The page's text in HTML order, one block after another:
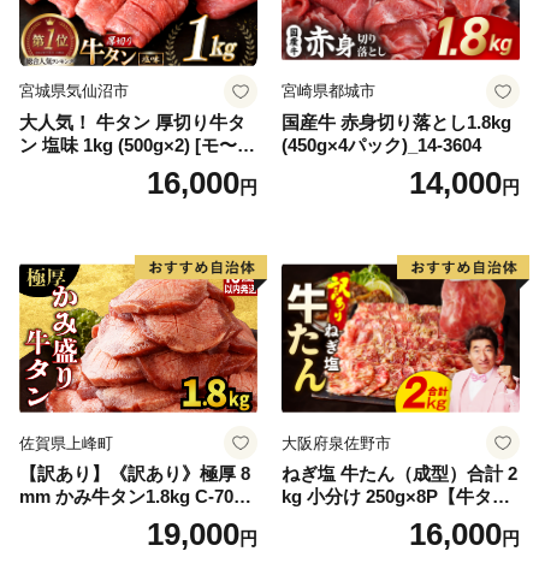
宮城県気仙沼市
大人気！ 牛タン 厚切り牛タ
ン 塩味 1kg (500g×2) [モ〜ラ
ンド 宮城県 気仙沼市 205646
60] 肉 牛肉 精肉 牛たん 牛タ
厚切り タン
16,000円
宮崎県都城市
国産牛 赤身切り落とし1.8kg
(450g×4パック)_14-3604
14,000円
佐賀県上峰町
【訳あり】《訳あり》極厚 8
mm かみ牛タン1.8kg C-709-
19,000円
大阪府泉佐野市
ねぎ塩 牛たん（成型）合計 2
kg 小分け 250g×8P【牛タン
牛肉 焼肉用 薄切り 訳あり サ
16,000円